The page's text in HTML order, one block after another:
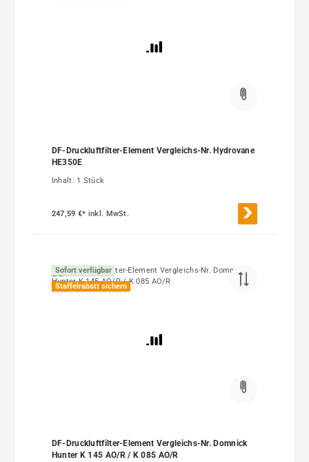
DF-Druckluftfilter-Element Vergleichs-Nr. Hydrovane
HE350E
Inhalt: 1 Stück
247,59 €* inkl. MwSt.
Sofort verfügbar
Staffelrabatt sichern
DF-Druckluftfilter-Element Vergleichs-Nr. Domnick
Hunter K 145 AO/R / K 085 AO/R